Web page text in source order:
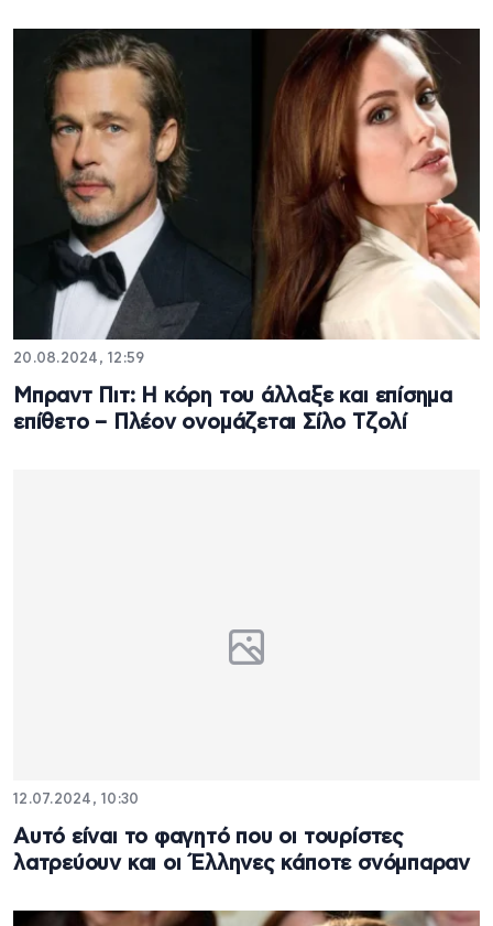
20.08.2024, 12:59
Μπραντ Πιτ: Η κόρη του άλλαξε και επίσημα
επίθετο – Πλέον ονομάζεται Σίλο Τζολί
12.07.2024, 10:30
Αυτό είναι το φαγητό που οι τουρίστες
λατρεύουν και οι Έλληνες κάποτε σνόμπαραν